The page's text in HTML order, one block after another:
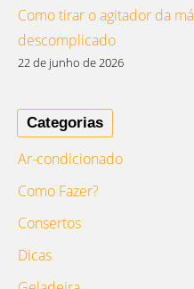
Como tirar o agitador da
descomplicado
22 de junho de 2026
Categorias
Ar-condicionado
Como Fazer?
Consertos
Dicas